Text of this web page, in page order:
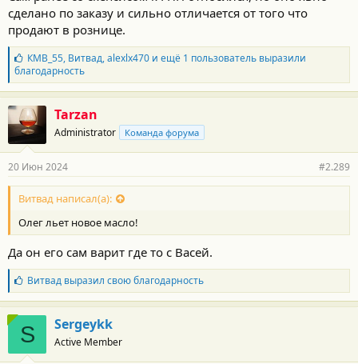
сделано по заказу и сильно отличается от того что
продают в рознице.
Б
л
а
г
о
д
а
р
о
с
т
:
КМВ_55, Витвад,alexlx470и ещё 1 пользователь выразили
благодарность
Tarzan
Administrator Команда форума
20 Июн 2024 #2.289
Витвад написал(а):
Олег льет новое масло!
Да он его сам варит где то с Васей.
Б
л
а
г
о
д
а
Витвадвыразил свою благодарность
S Sergeykk
Active Member